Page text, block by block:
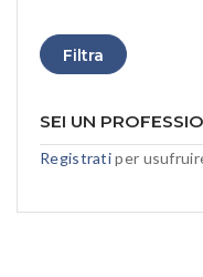
Filtra
SEI UN
Registratiper